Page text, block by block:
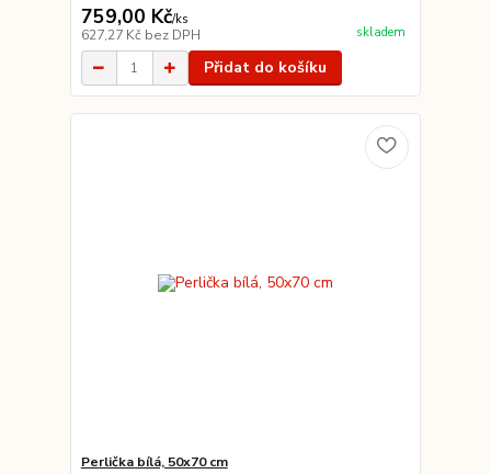
759,00 Kč/ks
627,27 Kč bez DPH skladem
Přidat do košíku
Perlička bílá, 50x70 cm